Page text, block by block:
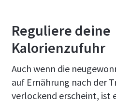
Reguliere deine
Kalorienzufuhr
Auch wenn die
auf Ernährung nach der
verlockend erscheint, ist